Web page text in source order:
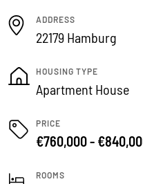
ADDRESS
22179 Hamburg
HOUSING TYPE
Apartment House
PRICE
€760,000 -
ROOMS